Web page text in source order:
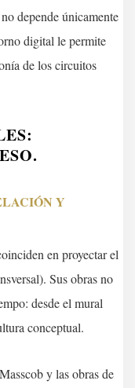
depende únicamente
digital le permite
de los circuitos
Y
en proyectar el
Sus obras no
desde el mural
conceptual.
y las obras de